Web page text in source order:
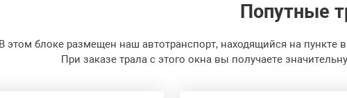
Попутные
В этом блоке размещен наш автотранспорт, находящийся на пункте
При заказе трала с этого окна вы получаете